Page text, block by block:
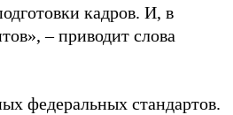
кадров. И, в
– приводит слова
федеральных стандартов.